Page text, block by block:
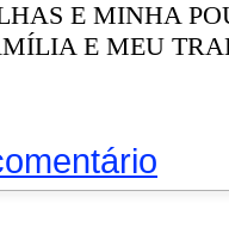
E MINHA
E MEU